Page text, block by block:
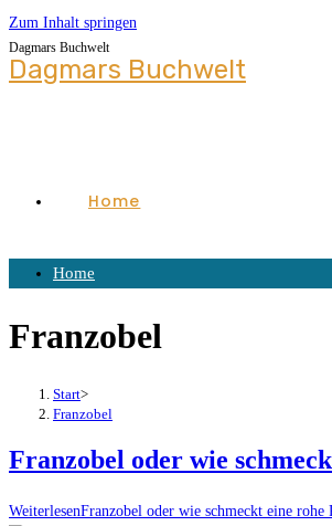
Zum Inhalt springen
Dagmars Buchwelt
Dagmars Buchwelt
Home
Home
Franzobel
Start>
Franzobel
Franzobel oder wie
WeiterlesenFranzobel oder wie schmeckt eine rohe